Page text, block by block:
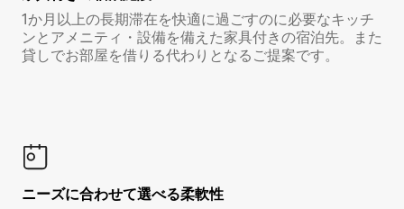
1か月以上の長期滞在を快適に過ごすのに必要なキッチ
ンとアメニティ・設備を備えた家具付きの宿泊先。また
貸しでお部屋を借りる代わりとなるご提案です。
ニーズに合わせて選べる柔軟性